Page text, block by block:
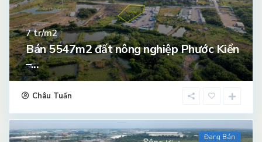
7tr/m2
Bán 5547m2 đất nông nghiệp Phước Kiển
–...
Châu Tuấn
Đang Bán